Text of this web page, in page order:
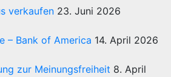
verkaufen 23. Juni 2026
– Bank of America 14. April 2026
zur Meinungsfreiheit 8. April